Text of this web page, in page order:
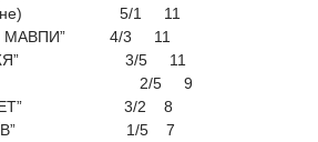
(Южне) 5/1 11
МАВПИ” 4/3 11
3/5 11
2/5 9
БАСКЕТ” 3/2 8
1/5 7